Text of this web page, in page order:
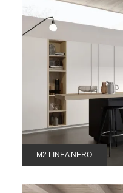
M2 LINEA NERO